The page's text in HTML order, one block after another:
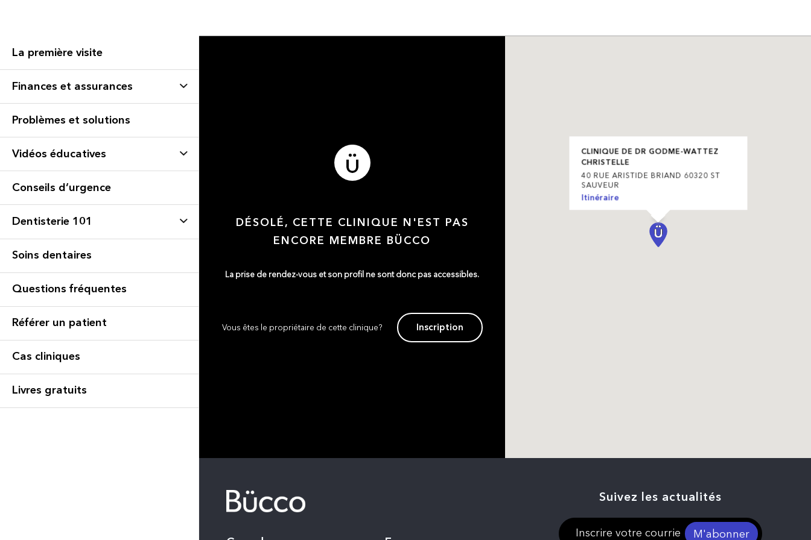
La première visite
Finances et assurances
Problèmes et solutions
Vidéos éducatives
Conseils d’urgence
Dentisterie 101
Soins dentaires
Questions fréquentes
Référer un patient
Cas cliniques
Livres gratuits
DÉSOLÉ, CETTE CLINIQUE N'EST PAS
ENCORE MEMBRE BÜCCO
La prise de rendez-vous et son profil ne sont donc pas accessibles.
Vous êtes le propriétaire de cette clinique? Inscription
CLINIQUE DE DR GODME-WATTEZ
CHRISTELLE
40 RUE ARISTIDE BRIAND 60320 ST
SAUVEUR
Itinéraire
Suivez les actualités
M'abonner